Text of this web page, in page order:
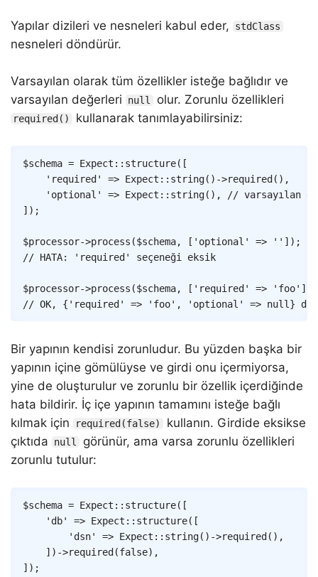
Yapılar dizileri ve nesneleri kabul eder, stdClass
nesneleri döndürür.
Varsayılan olarak tüm özellikler isteğe bağlıdır ve
varsayılan değerleri
null olur. Zorunlu özellikleri
required() kullanarak tanımlayabilirsiniz:
$schema = Expect :: structure( [
'required'
=> Expect :: string( ) ->required ( ) ,
'optional'
=> Expect :: string( ) ,
// varsayılan
] ) ;
$processor->process ($schema, [ 'optional' => '' ] ) ;
// HATA: 'required' seçeneği eksik
$processor->process ($schema, [ 'required' => 'foo' ]
// OK, {'required' => 'foo', 'optional' => null}
Bir yapının kendisi zorunludur. Bu yüzden başka bir
yapının içine gömülüyse ve girdi onu içermiyorsa,
yine de oluşturulur ve zorunlu bir özellik içerdiğinde
hata bildirir. İç içe yapının tamamını isteğe bağlı
kılmak için
required(false)
kullanın. Girdide eksikse
çıktıda
null
görünür, ama varsa zorunlu özellikleri
zorunlu tutulur:
$schema = Expect :: structure( [
'db'
=> Expect :: structure( [
'dsn'
=> Expect :: string( ) ->required ( ) ,
] ) ->required (false) ,
] ) ;